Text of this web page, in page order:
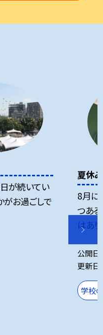
が続いてい
がお過ごしで
夏休み
8月に
つある
はあ
公開日
更新日
学校